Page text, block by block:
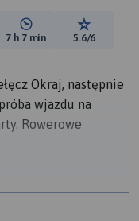
Średni czas potrzebny
7 h 7 min Ocena
5.6/6
Okraj, następnie
wjazdu na
Rowerowe
ale pod